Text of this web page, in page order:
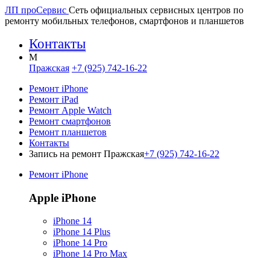
ЛП проСервис Сеть официальных сервисных центров по
ремонту мобильных телефонов, смартфонов и планшетов
Контакты
M
Пражская +7 (925) 742-16-22
Ремонт iPhone
Ремонт iPad
Ремонт Apple Watch
Ремонт смартфонов
Ремонт планшетов
Контакты
Запись на ремонт Пражская+7 (925) 742-16-22
Ремонт iPhone
Apple iPhone
iPhone 14
iPhone 14 Plus
iPhone 14 Pro
iPhone 14 Pro Max